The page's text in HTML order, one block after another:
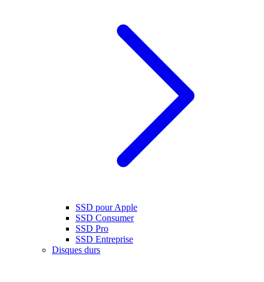
SSD pour Apple
SSD Consumer
SSD Pro
SSD Entreprise
Disques durs